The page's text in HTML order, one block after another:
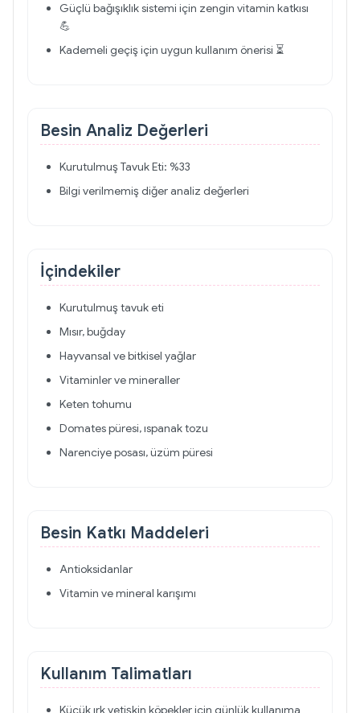
Güçlü bağışıklık sistemi için zengin vitamin katkısı
💪
Kademeli geçiş için uygun kullanım önerisi ⏳
Besin Analiz Değerleri
Kurutulmuş Tavuk Eti: %33
Bilgi verilmemiş diğer analiz değerleri
İçindekiler
Kurutulmuş tavuk eti
Mısır, buğday
Hayvansal ve bitkisel yağlar
Vitaminler ve mineraller
Keten tohumu
Domates püresi, ıspanak tozu
Narenciye posası, üzüm püresi
Besin Katkı Maddeleri
Antioksidanlar
Vitamin ve mineral karışımı
Kullanım Talimatları
Küçük ırk yetişkin köpekler için günlük kullanıma